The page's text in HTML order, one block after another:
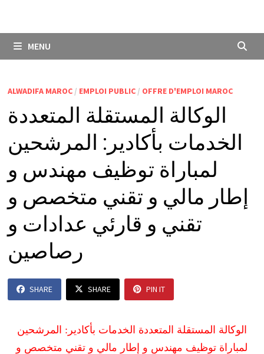
MENU
ALWADIFA MAROC/ EMPLOI PUBLIC/ OFFRE D'EMPLOI MAROC
الوكالة المستقلة المتعددة
الخدمات بأكادير: المرشحين
لمباراة توظيف مهندس و
إطار مالي و تقني متخصص و
تقني و قارئي عدادات و
رصاصين
SHARE SHARE PIN IT
الوكالة المستقلة المتعددة الخدمات بأكادير: المرشحين
لمباراة توظيف مهندس و إطار مالي و تقني متخصص و